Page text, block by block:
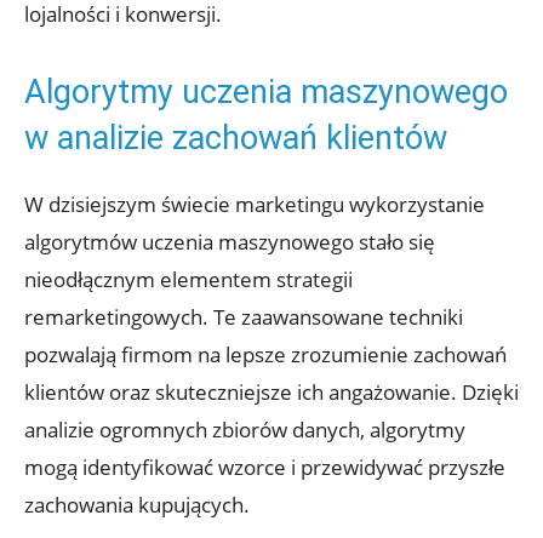
lojalności i konwersji.
Algorytmy uczenia maszynowego
w‌ analizie zachowań klientów
W​ dzisiejszym świecie marketingu⁢ wykorzystanie
algorytmów‍ uczenia maszynowego stało się
nieodłącznym ⁤elementem strategii‌
remarketingowych. ⁤Te zaawansowane ​techniki
⁤pozwalają firmom na lepsze ​zrozumienie zachowań
klientów ‌oraz skuteczniejsze ich angażowanie. Dzięki
analizie⁣ ogromnych zbiorów danych, algorytmy
mogą identyfikować wzorce i ⁤przewidywać przyszłe
zachowania kupujących.